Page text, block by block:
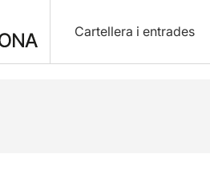
Cartellera i entrades